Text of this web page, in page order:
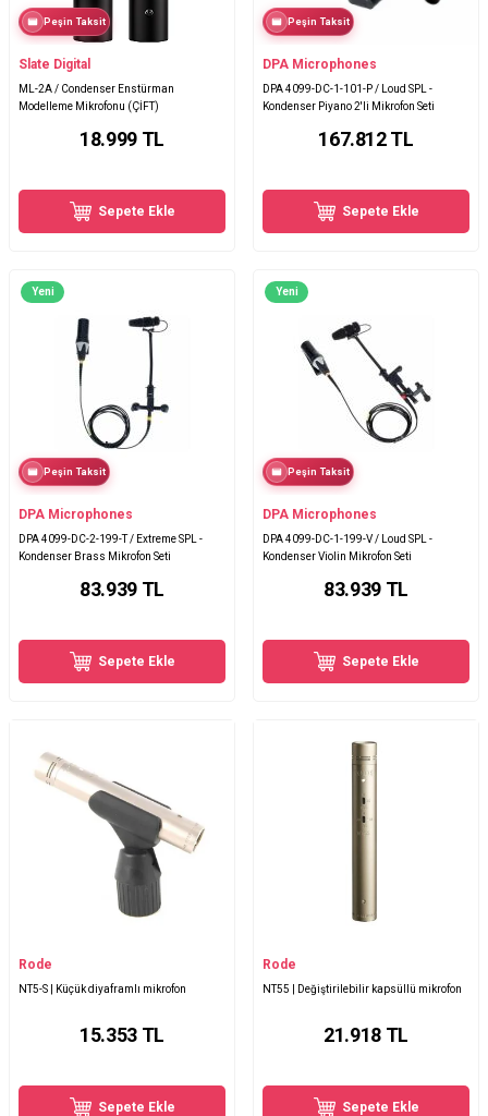
Peşin Taksit
Slate Digital
ML-2A / Condenser Enstürman
Modelleme Mikrofonu (ÇİFT)
18.999TL
Sepete Ekle
Peşin Taksit
DPA Microphones
DPA 4099-DC-1-101-P / Loud SPL -
Kondenser Piyano 2'li Mikrofon Seti
167.812TL
Sepete Ekle
Yeni
Peşin Taksit
DPA Microphones
DPA 4099-DC-2-199-T / Extreme SPL -
Kondenser Brass Mikrofon Seti
83.939TL
Sepete Ekle
Yeni
Peşin Taksit
DPA Microphones
DPA 4099-DC-1-199-V / Loud SPL -
Kondenser Violin Mikrofon Seti
83.939TL
Sepete Ekle
Rode
NT5-S | Küçük diyaframlı mikrofon
15.353TL
Sepete Ekle
Rode
NT55 | Değiştirilebilir kapsüllü mikrofon
21.918TL
Sepete Ekle